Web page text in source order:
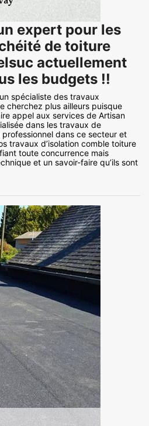
expert pour les
de toiture
actuellement
les budgets !!
spécialiste des travaux
cherchez plus ailleurs puisque
appel aux services de Artisan
dans les travaux de
dans ce secteur et
travaux d’isolation comble toiture
toute concurrence mais
et un savoir-faire qu’ils sont